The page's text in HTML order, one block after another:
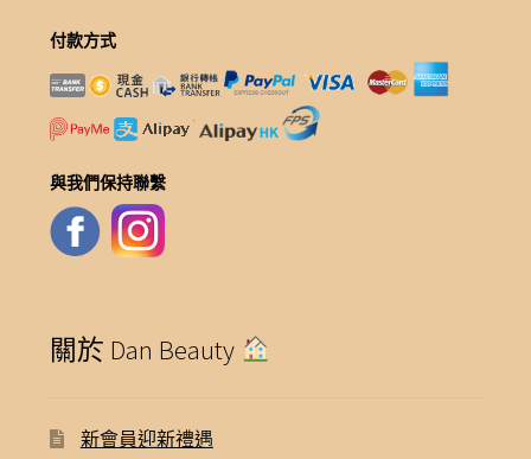
付款方式
與我們保持聯繫
關於 Dan Beauty
新會員迎新禮遇